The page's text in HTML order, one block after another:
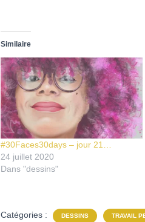
Similaire
#30Faces30days – jour 21…
24 juillet 2020
Dans "dessins"
Catégories : DESSINS TRAVAIL